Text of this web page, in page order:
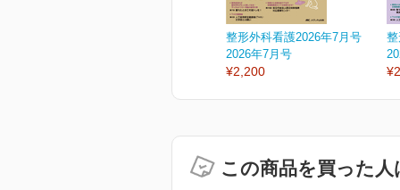
整形外科看護2026年7月号
2026年7月号
¥2,200
この商品を買った